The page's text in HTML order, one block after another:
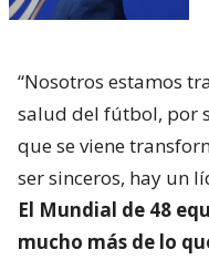
“Nosotros estamos
salud del fútbol, por
que se viene
ser sinceros, hay un
El Mundial de 48
mucho más de lo